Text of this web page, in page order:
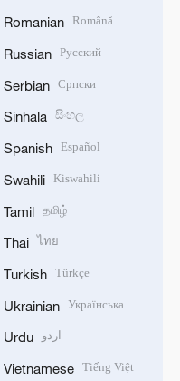
Romanian Română
Russian Русский
Serbian Српски
Sinhala සිංහල
Spanish Español
Swahili Kiswahili
Tamil தமிழ்
Thai ไทย
Turkish Türkçe
Ukrainian Українська
Urdu اردو
Vietnamese Tiếng Việt